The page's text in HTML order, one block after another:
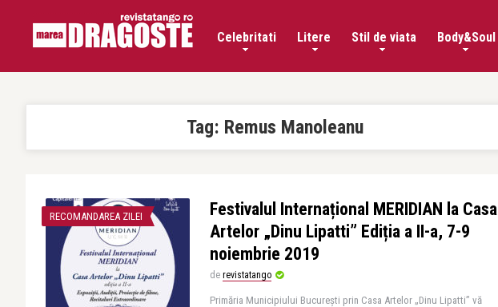
Celebritati Litere Stil de viata Body&Soul
Tag: Remus Manoleanu
RECOMANDAREA ZILEI
Festivalul Internațional MERIDIAN la Casa
Artelor „Dinu Lipatti” Ediția a II-a, 7-9
noiembrie 2019
de revistatango
Primăria Municipiului București prin Casa Artelor „Dinu Lipatti” vă